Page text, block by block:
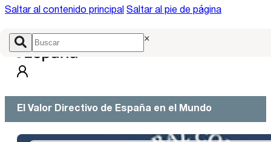
Saltar al contenido principal Saltar al pie de página
×
El Valor Directivo de España en el Mundo